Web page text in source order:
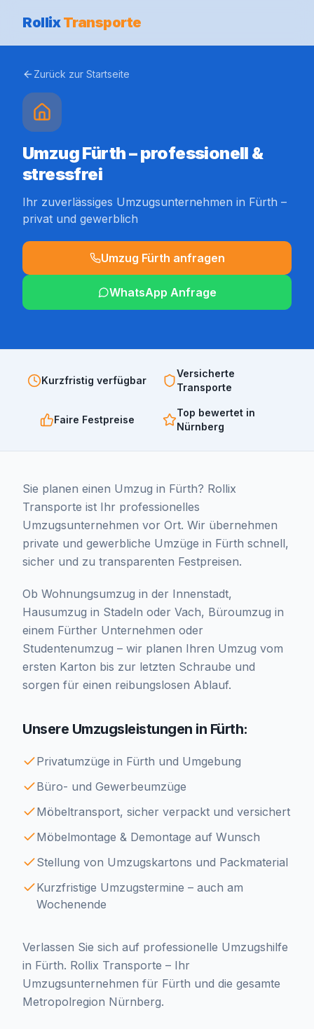
Rollix Transporte
Zurück zur Startseite
Umzug Fürth – professionell &
stressfrei
Ihr zuverlässiges Umzugsunternehmen in Fürth –
privat und gewerblich
Umzug Fürth anfragen
WhatsApp Anfrage
Kurzfristig verfügbar
Versicherte
Transporte
Faire Festpreise
Top bewertet in
Nürnberg
Sie planen einen Umzug in Fürth? Rollix
Transporte ist Ihr professionelles
Umzugsunternehmen vor Ort. Wir übernehmen
private und gewerbliche Umzüge in Fürth schnell,
sicher und zu transparenten Festpreisen.
Ob Wohnungsumzug in der Innenstadt,
Hausumzug in Stadeln oder Vach, Büroumzug in
einem Fürther Unternehmen oder
Studentenumzug – wir planen Ihren Umzug vom
ersten Karton bis zur letzten Schraube und
sorgen für einen reibungslosen Ablauf.
Unsere Umzugsleistungen in Fürth:
Privatumzüge in Fürth und Umgebung
Büro- und Gewerbeumzüge
Möbeltransport, sicher verpackt und versichert
Möbelmontage & Demontage auf Wunsch
Stellung von Umzugskartons und Packmaterial
Kurzfristige Umzugstermine – auch am
Wochenende
Verlassen Sie sich auf professionelle Umzugshilfe
in Fürth. Rollix Transporte – Ihr
Umzugsunternehmen für Fürth und die gesamte
Metropolregion Nürnberg.